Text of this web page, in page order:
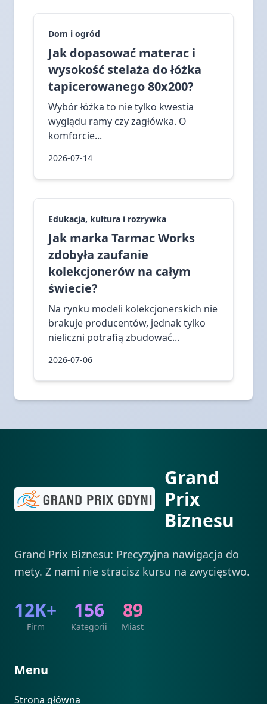
Dom i ogród
Jak dopasować materac i
wysokość stelaża do łóżka
tapicerowanego 80x200?
Wybór łóżka to nie tylko kwestia
wyglądu ramy czy zagłówka. O
komforcie...
2026-07-14
Edukacja, kultura i rozrywka
Jak marka Tarmac Works
zdobyła zaufanie
kolekcjonerów na całym
świecie?
Na rynku modeli kolekcjonerskich nie
brakuje producentów, jednak tylko
nieliczni potrafią zbudować...
2026-07-06
Grand
Prix
Biznesu
Grand Prix Biznesu: Precyzyjna nawigacja do
mety. Z nami nie stracisz kursu na zwycięstwo.
12K+
Firm
156
Kategorii
89
Miast
Menu
Strona główna